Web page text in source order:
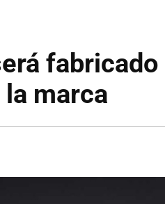
la marca